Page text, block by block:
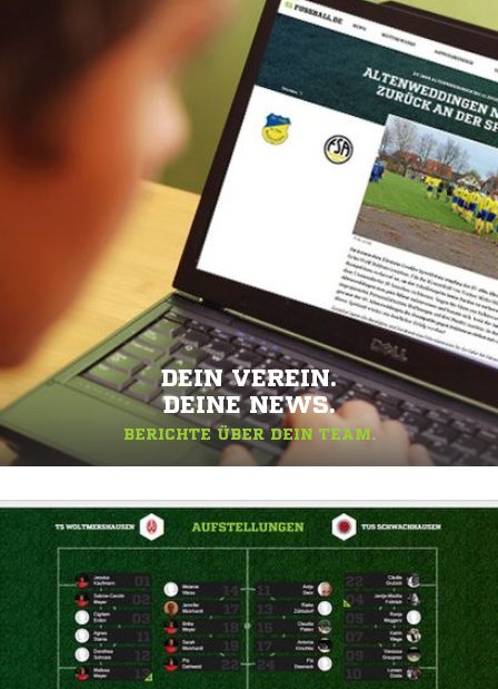
DEIN VEREIN.
DEINE NEWS.
BERICHTE ÜBER DEIN TEAM.